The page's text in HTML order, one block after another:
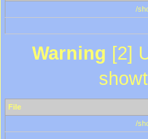
/
Warning [2]
File
/